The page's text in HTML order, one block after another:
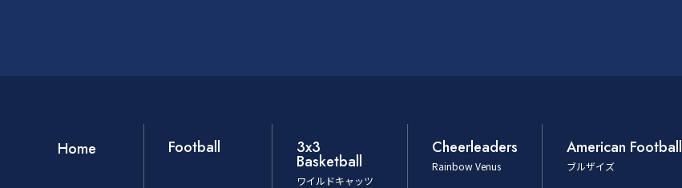
Home Football 3x3
Basketball
ワイルドキャッツ
Cheerleaders
Rainbow Venus
American Football
ブルザイズ